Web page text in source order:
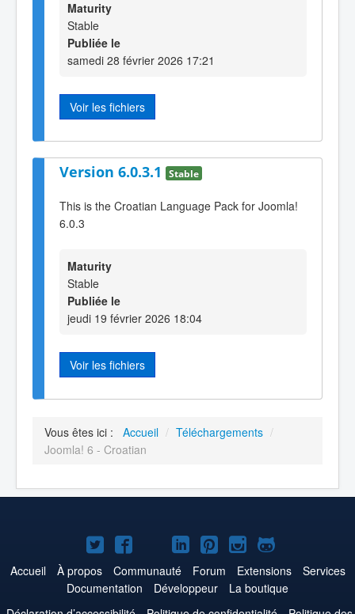
Maturity
Stable
Publiée le
samedi 28 février 2026 17:21
Voir les fichiers
Version 6.0.3.1 Stable
This is the Croatian Language Pack for Joomla!
6.0.3
Maturity
Stable
Publiée le
jeudi 19 février 2026 18:04
Voir les fichiers
Vous êtes ici : Accueil / Téléchargements /
Joomla! 6 - Croatian
Joomla!
sur
Twitter
Joomla!
sur
Facebook
Joomla!
sur
YouTube
Joomla!
sur
LinkedIn
Joomla!
sur
Pinterest
Joomla!
sur
Instagram
Joomla!
sur
GitHub
Accueil À propos Communauté Forum Extensions
Services
Documentation
Développeur
La boutique